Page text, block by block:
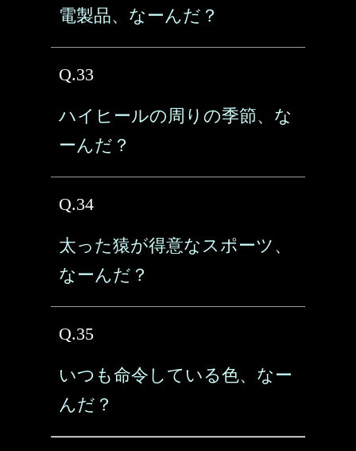
電製品、なーんだ？
Q.33
ハイヒールの周りの季節、な
ーんだ？
Q.34
太った猿が得意なスポーツ、
なーんだ？
Q.35
いつも命令している色、なー
んだ？